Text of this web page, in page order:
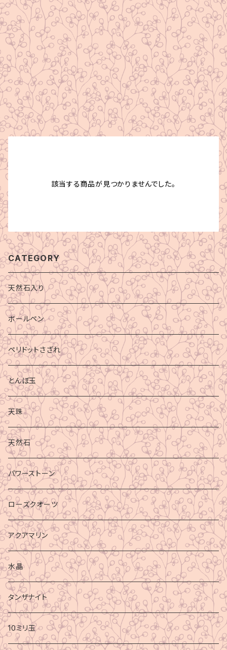
該当する商品が見つかりませんでした。
CATEGORY
天然石入り
ボールペン
ペリドットさざれ
とんぼ玉
天珠
天然石
パワーストーン
ローズクオーツ
アクアマリン
水晶
タンザナイト
10ミリ玉